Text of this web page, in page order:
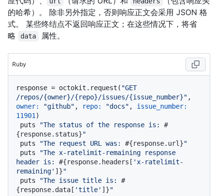
的哈希）。 除非另外指定，否则响应正文会采用 JSON 格
式。 某些终结点不返回响应正文；在这些情况下，将省
略
data 属性。
Ruby
response = octokit.request( "GET
/repos/{owner}/{repo}/issues/{issue_number}"
owner:
"github" , repo: "docs" , issue_number:
11901 )
puts
"The status of the response is: #
{response.status}"
puts
"The request URL was: #{response.url}"
puts
"The x-ratelimit-remaining response
header is: #{response.headers[ 'x-ratelimit-
remaining' ]}"
puts
"The issue title is: #
{response.data[ 'title' ]}"